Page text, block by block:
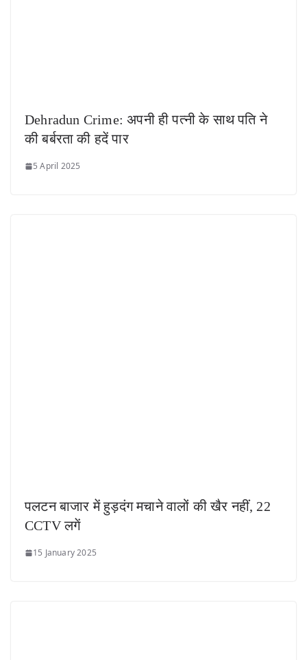
Dehradun Crime: अपनी ही पत्नी के साथ पति ने
की बर्बरता की हदें पार
5 April 2025
पलटन बाजार में हुड़दंग मचाने वालों की खैर नहीं, 22
CCTV लगें
15 January 2025